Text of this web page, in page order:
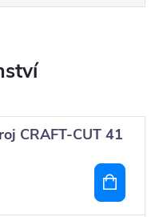
CRAFT-CUT 41